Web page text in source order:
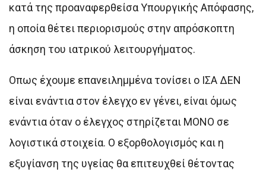
κατά της προαναφερθείσα Υπουργικής Απόφασης,
η οποία θέτει περιορισμούς στην απρόσκοπτη
άσκηση του ιατρικού λειτουργήματος.
Οπως έχουμε επανειλημμένα τονίσει ο ΙΣΑ ΔΕΝ
είναι ενάντια στον έλεγχο εν γένει, είναι όμως
ενάντια όταν ο έλεγχος στηρίζεται ΜΟΝΟ σε
λογιστικά στοιχεία. Ο εξορθολογισμός και η
εξυγίανση της υγείας θα επιτευχθεί θέτοντας